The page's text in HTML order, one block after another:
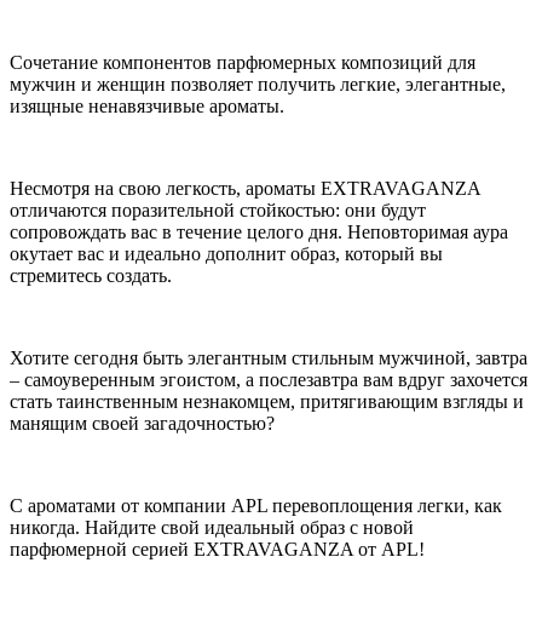
Сочетание компонентов парфюмерных композиций для
мужчин и женщин позволяет получить легкие, элегантные,
изящные ненавязчивые ароматы.
Несмотря на свою легкость, ароматы EXTRAVAGANZA
отличаются поразительной стойкостью: они будут
сопровождать вас в течение целого дня. Неповторимая аура
окутает вас и идеально дополнит образ, который вы
стремитесь создать.
Хотите сегодня быть элегантным стильным мужчиной, завтра
– самоуверенным эгоистом, а послезавтра вам вдруг захочется
стать таинственным незнакомцем, притягивающим взгляды и
манящим своей загадочностью?
С ароматами от компании APL перевоплощения легки, как
никогда. Найдите свой идеальный образ с новой
парфюмерной серией EXTRAVAGANZA от APL!